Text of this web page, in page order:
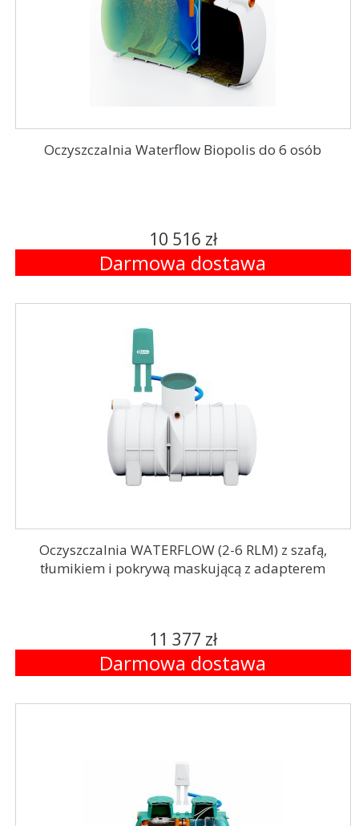
Oczyszczalnia Waterflow Biopolis do 6 osób
10 516 zł
Darmowa dostawa
Oczyszczalnia WATERFLOW (2-6 RLM) z szafą,
tłumikiem i pokrywą maskującą z adapterem
11 377 zł
Darmowa dostawa